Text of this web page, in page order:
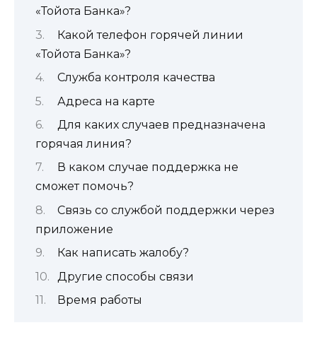
«Тойота Банка»?
Какой телефон горячей линии
«Тойота Банка»?
Служба контроля качества
Адреса на карте
Для каких случаев предназначена
горячая линия?
В каком случае поддержка не
сможет помочь?
Связь со службой поддержки через
приложение
Как написать жалобу?
Другие способы связи
Время работы